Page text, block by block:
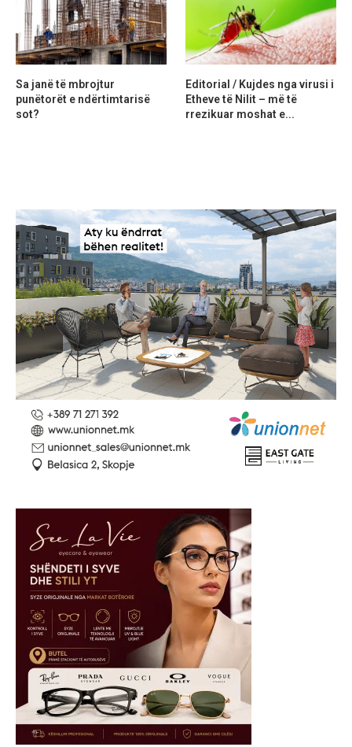
Sa janë të mbrojtur
punëtorët e ndërtimtarisë
sot?
Editorial / Kujdes nga virusi i
Etheve të Nilit – më të
rrezikuar moshat e...